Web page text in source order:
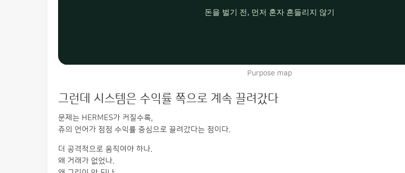
Purpose map
그런데 시스템은 수익률 쪽으로 계속 끌려갔다
문제는 HERMES가 커질수록,
쥬의 언어가 점점 수익률 중심으로 끌려갔다는 점이다.
더 공격적으로 움직여야 하나.
왜 거래가 없었나.